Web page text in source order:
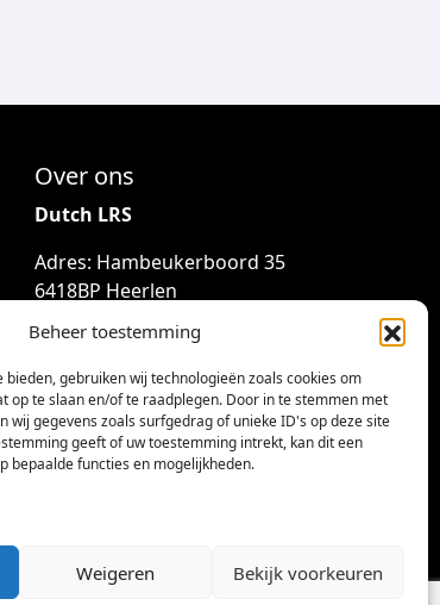
Beheer toestemming
gebruiken wij technologieën zoals cookies om
op te slaan en/of te raadplegen. Door in te stemmen met
wij gegevens zoals surfgedrag of unieke ID's op deze site
geeft of uw toestemming intrekt, kan dit een
bepaalde functies en mogelijkheden.
Weigeren Bekijk voorkeuren
Over ons
Dutch LRS
Adres: Hambeukerboord 35
6418BP Heerlen
(geen bezoekadres)
info@dutchlrs.nl
+31 45 2123953
KvK-nummer: 96002824
Btw-id: NL867424114B01